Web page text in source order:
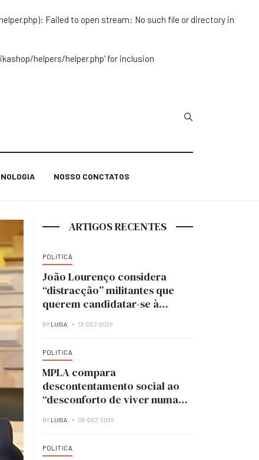
Failed to open stream: No such file or directory in
helpers/helper.php' for inclusion
Type 2 or more
NOSSO CONCTATOS
ARTIGOS RECENTES
POLITICA
João Lourenço considera
“distracção” militantes que
querem candidatar-se à
BY LUISA 13-DEZ-2025
POLITICA
MPLA compara
descontentamento social ao
“desconforto de viver numa
BY LUISA 08-DEZ-2025
POLITICA